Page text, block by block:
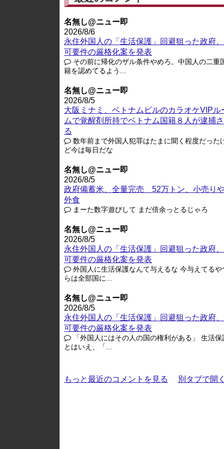
名無し@ニュー即
2026/8/6
永住外国人の「生活保護」回避狙った政府
可要件の厳格化案を発表
その前に帰化のザル条件やめろ。中国人の二重
籍を認めてるよう...
名無し@ニュー即
2026/8/5
大阪ミナミ、ベトナムビルのカラオケVIPル
ムで覚醒剤所持でベトナム国籍８人が逮捕
る
数年前まで外国人犯罪はたまに聞く程度だった
ど今は毎日だな
名無し@ニュー即
2026/8/5
政府備蓄米、全量完売 52万トン、小売り
外食
まーた数字遊びして まだ倍余っとるじゃろ
名無し@ニュー即
2026/8/5
永住外国人の「生活保護」回避狙った政府
可要件の厳格化案を発表
外国人に生活保護なんて与えるな 今与えてるや
らは全部国に...
名無し@ニュー即
2026/8/5
永住外国人の「生活保護」回避狙った政府
可要件の厳格化案を発表
「外国人にはその人の国の権利がある」 生活保
とはいえ、「...
もっと最近のコメントを見る 別タブで開く